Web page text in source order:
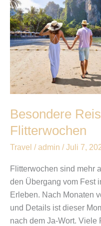
Besondere
Flitterwochen
Travel /admin /Juli 7,
Flitterwochen sind mehr
den Übergang vom Fest
Erleben. Nach Monaten
und Details ist dieser
nach dem Ja-Wort. Viele
für
die
Flitterwochen